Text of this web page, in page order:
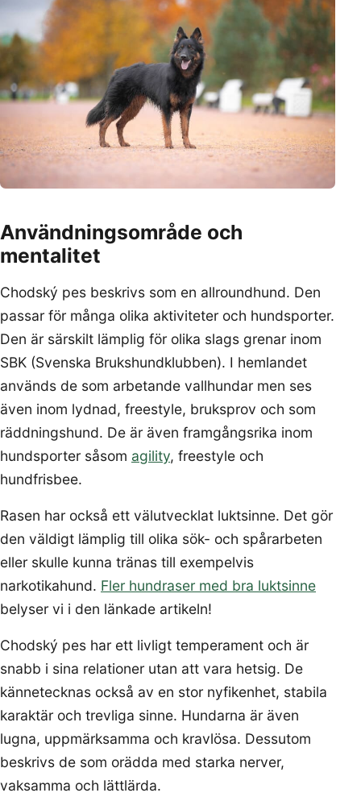
Användningsområde och
mentalitet
Chodský pes beskrivs som en allroundhund. Den
passar för många olika aktiviteter och hundsporter.
Den är särskilt lämplig för olika slags grenar inom
SBK (Svenska Brukshundklubben). I hemlandet
används de som arbetande vallhundar men ses
även inom lydnad, freestyle, bruksprov och som
räddningshund. De är även framgångsrika inom
hundsporter såsom agility, freestyle och
hundfrisbee.
Rasen har också ett välutvecklat luktsinne. Det gör
den väldigt lämplig till olika sök- och spårarbeten
eller skulle kunna tränas till exempelvis
narkotikahund. Fler hundraser med bra luktsinne
belyser vi i den länkade artikeln!
Chodský pes har ett livligt temperament och är
snabb i sina relationer utan att vara hetsig. De
kännetecknas också av en stor nyfikenhet, stabila
karaktär och trevliga sinne. Hundarna är även
lugna, uppmärksamma och kravlösa. Dessutom
beskrivs de som orädda med starka nerver,
vaksamma och lättlärda.